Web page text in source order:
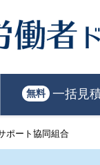
無料 一括見
ポート協同組合